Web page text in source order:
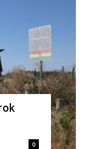
0